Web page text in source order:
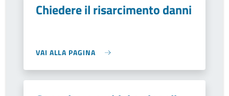
Chiedere il risarcimento danni
VAI ALLA PAGINA